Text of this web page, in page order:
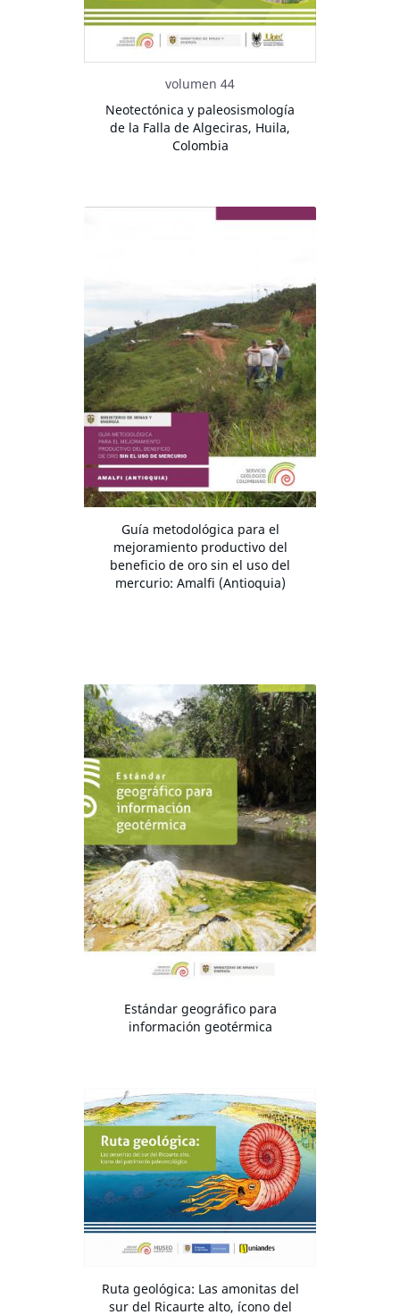
volumen 44
Neotectónica y paleosismología
de la Falla de Algeciras, Huila,
Colombia
Guía metodológica para el
mejoramiento productivo del
beneficio de oro sin el uso del
mercurio: Amalfi (Antioquia)
Estándar geográfico para
información geotérmica
Ruta geológica: Las amonitas del
sur del Ricaurte alto, ícono del